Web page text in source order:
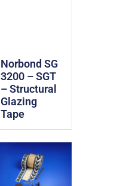
Norbond SG
3200 – SGT
– Structural
Glazing
Tape